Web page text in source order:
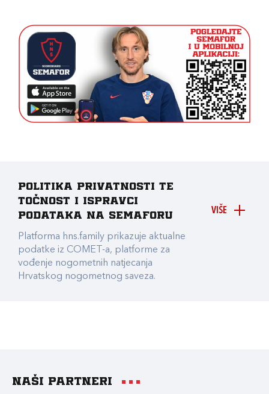
VIŠE
Politika privatnosti te
točnost i ispravci
podataka na Semaforu
Platforma hns.family prikazuje aktualne
podatke iz COMET-a, platforme za
vođenje nogometnih natjecanja
Hrvatskog nogometnog saveza.
Naši partneri